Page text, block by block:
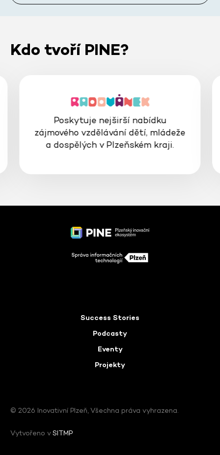
Kdo tvoří PINE?
Poskytuje nejširší nabídku
zájmového vzdělávání dětí, mládeže
a dospělých v Plzeňském kraji.
Success Stories
Podcasty
Eventy
Projekty
© 2026 Inovativní Plzeň, Všechna práva vyhrazena.
Vytvořeno vSITMP